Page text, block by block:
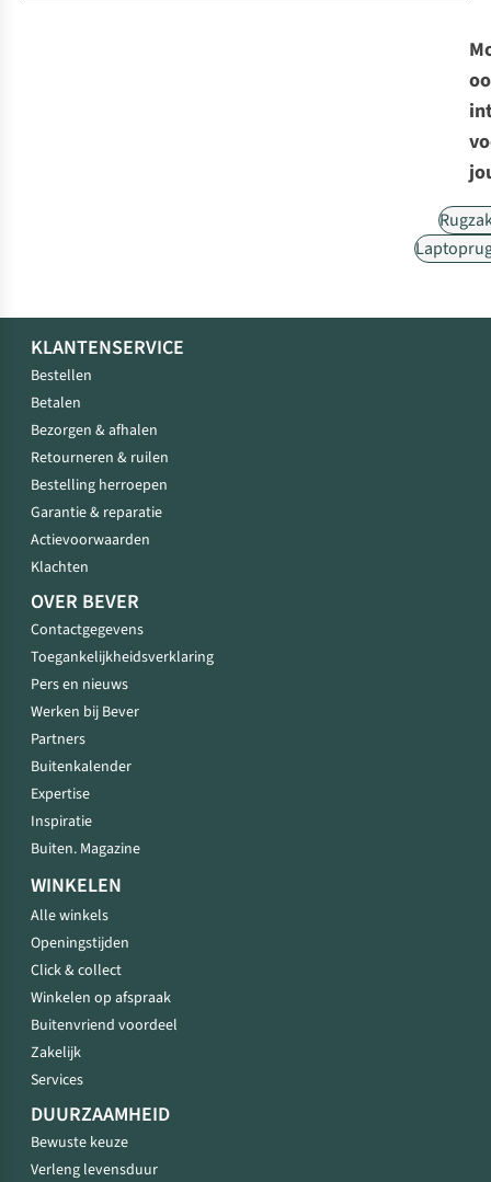
KLANTENSERVICE
Bestellen
Betalen
Bezorgen & afhalen
Retourneren & ruilen
Bestelling herroepen
Garantie & reparatie
Actievoorwaarden
Klachten
OVER BEVER
Contactgegevens
Toegankelijkheidsverklaring
Pers en nieuws
Werken bij Bever
Partners
Buitenkalender
Expertise
Inspiratie
Buiten. Magazine
WINKELEN
Alle winkels
Openingstijden
Click & collect
Winkelen op afspraak
Buitenvriend voordeel
Zakelijk
Services
DUURZAAMHEID
Bewuste keuze
Verleng levensduur